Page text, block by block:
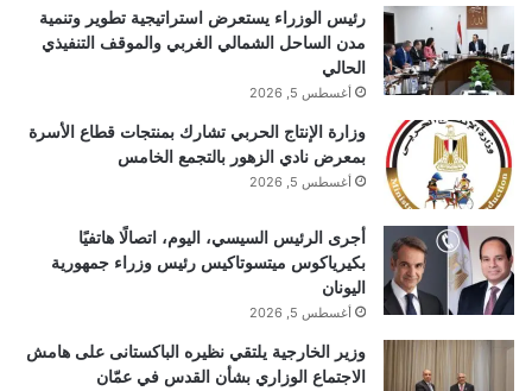
رئيس الوزراء يستعرض استراتيجية تطوير وتنمية
مدن الساحل الشمالي الغربي والموقف التنفيذي
الحالي
أغسطس 5, 2026
وزارة الإنتاج الحربي تشارك بمنتجات قطاع الأسرة
بمعرض نادي الزهور بالتجمع الخامس
أغسطس 5, 2026
أجرى الرئيس السيسي، اليوم، اتصالًا هاتفيًا
بكيرياكوس ميتسوتاكيس رئيس وزراء جمهورية
اليونان
أغسطس 5, 2026
وزير الخارجية يلتقي نظيره الباكستانى على هامش
الاجتماع الوزاري بشأن القدس في عمّان